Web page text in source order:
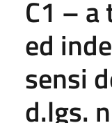
C1 –
ed
sensi
d.lgs.